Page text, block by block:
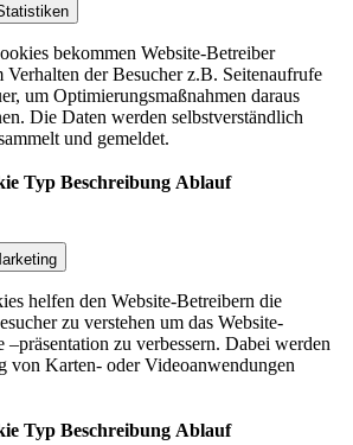
bekommen Website-Betreiber
der Besucher z.B. Seitenaufrufe
um Optimierungsmaßnahmen daraus
Die Daten werden selbstverständlich
und gemeldet.
Typ Beschreibung Ablauf
helfen den Website-Betreibern die
zu verstehen um das Website-
–präsentation zu verbessern. Dabei werden
von Karten- oder Videoanwendungen
Typ Beschreibung Ablauf